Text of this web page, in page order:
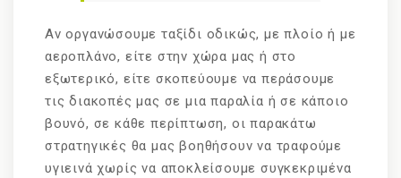
Αν οργανώσουμε ταξίδι οδικώς, με πλοίο ή με
αεροπλάνο, είτε στην χώρα μας ή στο
εξωτερικό, είτε σκοπεύουμε να περάσουμε
τις διακοπές μας σε μια παραλία ή σε κάποιο
βουνό, σε κάθε περίπτωση, οι παρακάτω
στρατηγικές θα μας βοηθήσουν να τραφούμε
υγιεινά χωρίς να αποκλείσουμε συγκεκριμένα